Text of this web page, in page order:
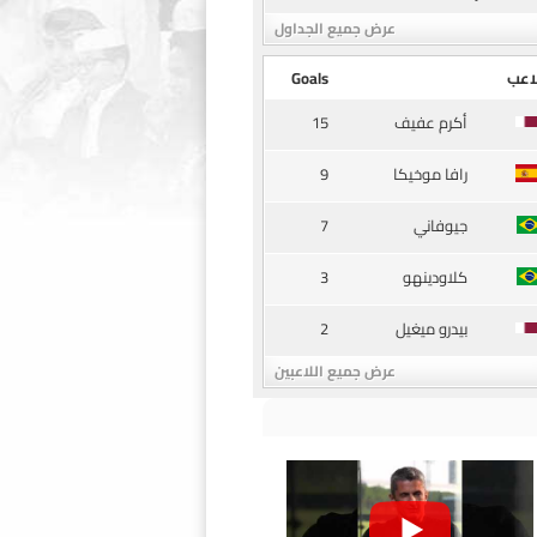
عرض جميع الجداول
Goals
أكرم عفيف
15
رافا موخيكا
9
جيوفاني
7
كلاودينهو
3
بيدرو ميغيل
2
عرض جميع اللاعبين